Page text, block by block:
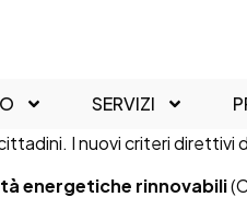
SERVIZI
I nuovi criteri direttivi
energetiche rinnovabili